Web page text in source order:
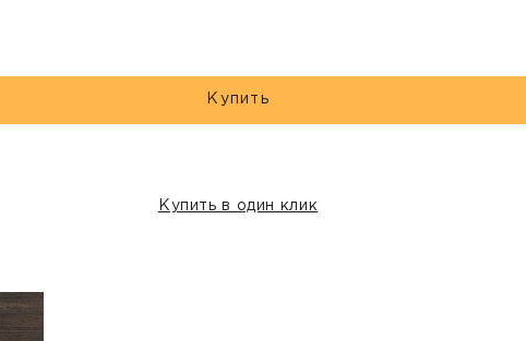
Купить
Купить в один клик